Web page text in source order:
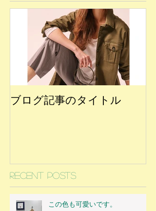
ブログ記事のタイトル
Recent Posts
この色も可愛いです。